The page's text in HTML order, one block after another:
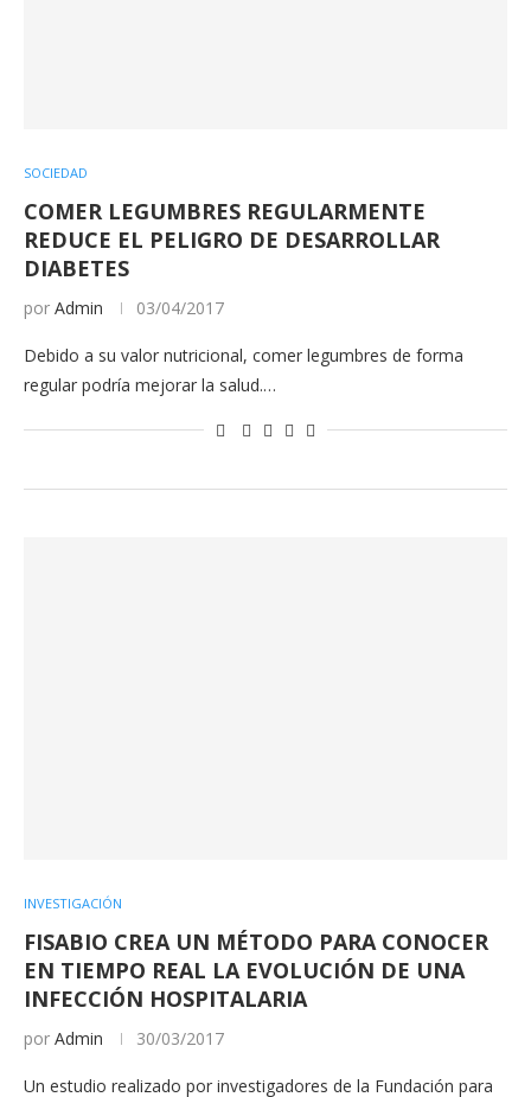
SOCIEDAD
COMER LEGUMBRES REGULARMENTE
REDUCE EL PELIGRO DE DESARROLLAR
DIABETES
por Admin 03/04/2017
Debido a su valor nutricional, comer legumbres de forma
regular podría mejorar la salud.…
INVESTIGACIÓN
FISABIO CREA UN MÉTODO PARA CONOCER
EN TIEMPO REAL LA EVOLUCIÓN DE UNA
INFECCIÓN HOSPITALARIA
por Admin 30/03/2017
Un estudio realizado por investigadores de la Fundación para